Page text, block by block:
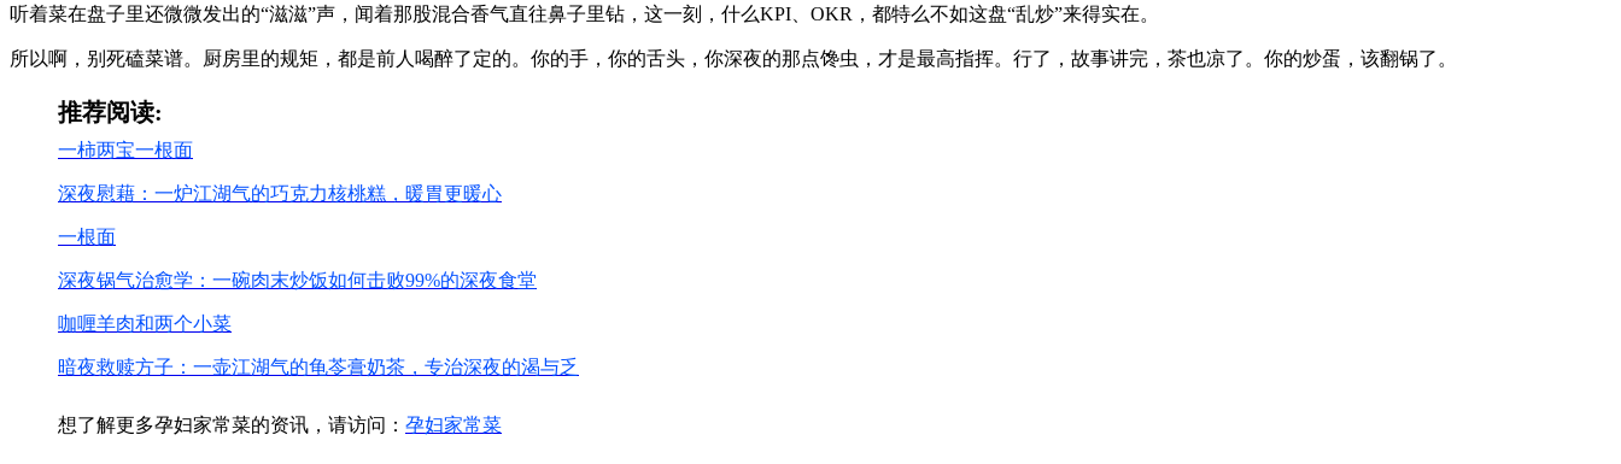
听着菜在盘子里还微微发出的“滋滋”声，闻着那股混合香气直往鼻子里钻，这一刻，什么KPI、OKR，都特么不如这盘“乱炒”来得实在。
所以啊，别死磕菜谱。厨房里的规矩，都是前人喝醉了定的。你的手，你的舌头，你深夜的那点馋虫，才是最高指挥。行了，故事讲完，茶也凉了。你的炒蛋，该翻锅了。
推荐阅读:
一柿两宝一根面
深夜慰藉：一炉江湖气的巧克力核桃糕，暖胃更暖心
一根面
深夜锅气治愈学：一碗肉末炒饭如何击败99%的深夜食堂
咖喱羊肉和两个小菜
暗夜救赎方子：一壶江湖气的龟苓膏奶茶，专治深夜的渴与乏
想了解更多孕妇家常菜的资讯，请访问： 孕妇家常菜